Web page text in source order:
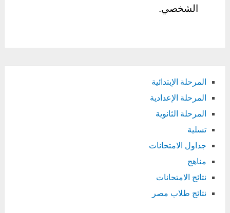
الشخصي.
المرحلة الإبتدائية
المرحلة الإعدادية
المرحلة الثانوية
تسلية
جداول الامتحانات
مناهج
نتائج الامتحانات
نتائج طلاب مصر